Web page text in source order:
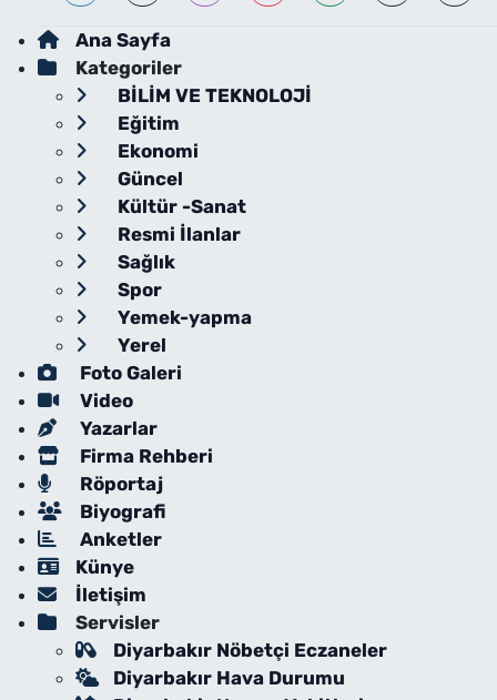
Ana Sayfa
Kategoriler
BİLİM VE TEKNOLOJİ
Eğitim
Ekonomi
Güncel
Kültür -Sanat
Resmi İlanlar
Sağlık
Spor
Yemek-yapma
Yerel
Foto Galeri
Video
Yazarlar
Firma Rehberi
Röportaj
Biyografi
Anketler
Künye
İletişim
Servisler
Diyarbakır Nöbetçi Eczaneler
Diyarbakır Hava Durumu